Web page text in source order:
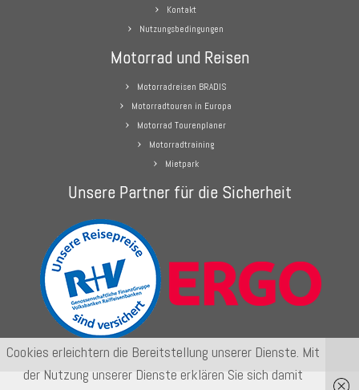
Kontakt
Nutzungsbedingungen
Motorrad und Reisen
Motorradreisen BRADIS
Motorradtouren in Europa
Motorrad Tourenplaner
Motorradtraining
Mietpark
Unsere Partner für die Sicherheit
Cookies erleichtern die Bereitstellung unserer Dienste. Mit
der Nutzung unserer Dienste erklären Sie sich damit